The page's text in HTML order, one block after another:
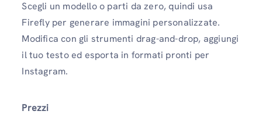
Scegli un modello o parti da zero, quindi usa
Firefly per generare immagini personalizzate.
Modifica con gli strumenti drag-and-drop, aggiungi
il tuo testo ed esporta in formati pronti per
Instagram.
Prezzi